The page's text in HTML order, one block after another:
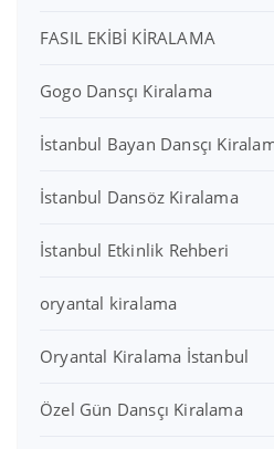
FASIL EKİBİ KİRALAMA
Gogo Dansçı Kiralama
İstanbul Bayan Dansçı
İstanbul Dansöz Kiralama
İstanbul Etkinlik Rehberi
oryantal kiralama
Oryantal Kiralama İstanbul
Özel Gün Dansçı Kiralama